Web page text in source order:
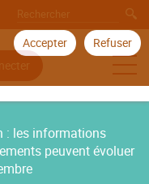
Accepter Refuser
: les informations
peuvent évoluer